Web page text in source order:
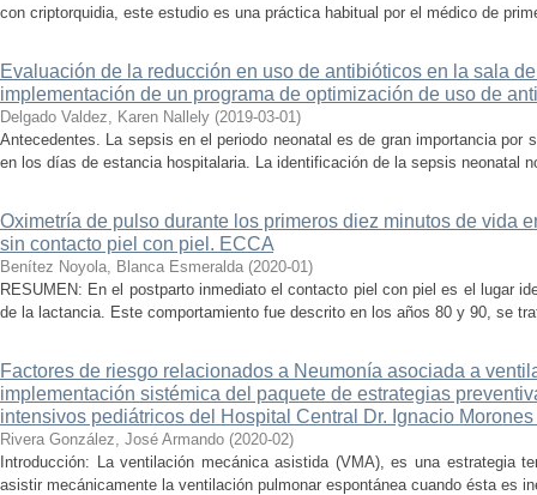
con criptorquidia, este estudio es una práctica habitual por el médico de
Evaluación de la reducción en uso de antibióticos en la sala
implementación de un programa de optimización de uso de
Delgado Valdez, Karen Nallely (2019-03-01)
Antecedentes. La sepsis en el periodo neonatal es de gran importancia por
en los días de estancia hospitalaria. La identificación de la sepsis neonatal
Oximetría de pulso durante los primeros diez minutos de vida
sin contacto piel con piel. ECCA
Benítez Noyola, Blanca Esmeralda (2020-01)
RESUMEN: En el postparto inmediato el contacto piel con piel es el lugar
de la lactancia. Este comportamiento fue descrito en los años 80 y 90, se
Factores de riesgo relacionados a Neumonía asociada a
implementación sistémica del paquete de estrategias
intensivos pediátricos del Hospital Central Dr. Ignacio
Rivera González, José Armando (2020-02)
Introducción: La ventilación mecánica asistida (VMA), es una estrategia
asistir mecánicamente la ventilación pulmonar espontánea cuando ésta es